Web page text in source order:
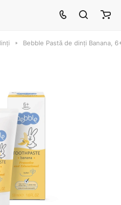
Bebble Pastă de dinți Banana,